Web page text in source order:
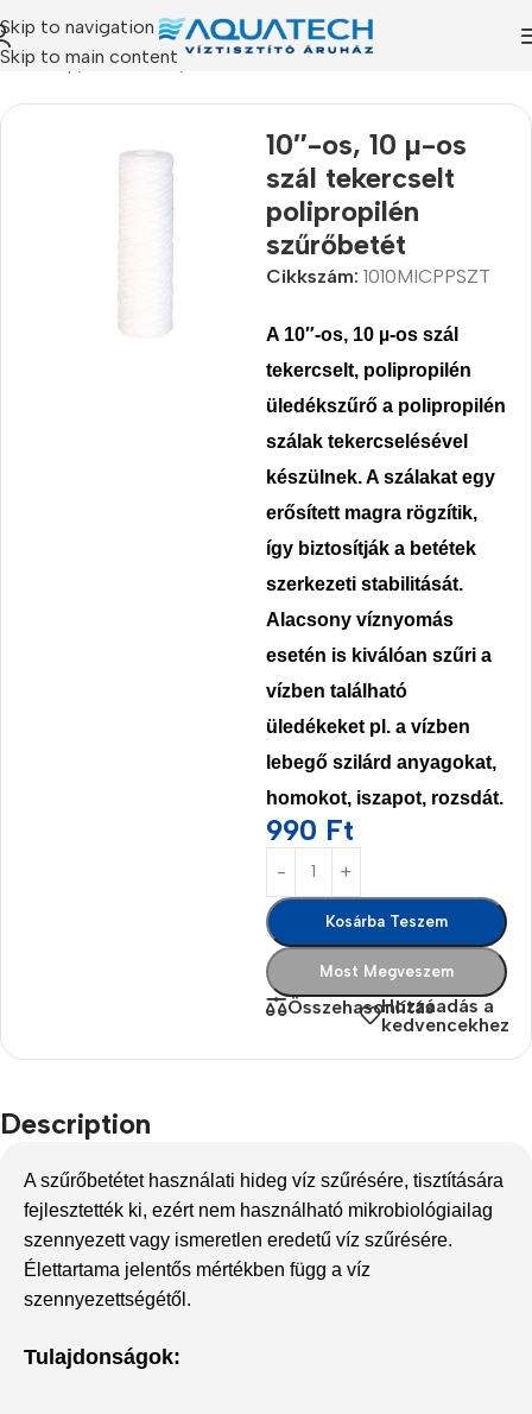
Skip to navigation
Skip to main content
Kezdőlap/Termékeink
10″-os, 10 µ-os
szál tekercselt
polipropilén
szűrőbetét
Cikkszám: 1010MICPPSZT
A 10″-os, 10 µ-os szál
tekercselt, polipropilén
üledékszűrő a polipropilén
szálak tekercselésével
készülnek. A szálakat egy
erősített magra rögzítik,
így biztosítják a betétek
szerkezeti stabilitását.
Alacsony víznyomás
esetén is kiválóan szűri a
vízben található
üledékeket pl. a vízben
lebegő szilárd anyagokat,
homokot, iszapot, rozsdát.
990 Ft
Kosárba Teszem
Most Megveszem
ÖsszehasonlításHozzáadás a
kedvencekhez
Description
A szűrőbetétet használati hideg víz szűrésére, tisztítására
fejlesztették ki, ezért nem használható mikrobiológiailag
szennyezett vagy ismeretlen eredetű víz szűrésére.
Élettartama jelentős mértékben függ a víz
szennyezettségétől.
Tulajdonságok: